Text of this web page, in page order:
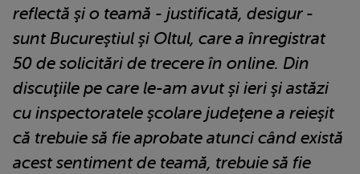
reflectă şi o teamă - justificată, desigur -
sunt Bucureştiul şi Oltul, care a înregistrat
50 de solicitări de trecere în online. Din
discuţiile pe care le-am avut şi ieri şi astăzi
cu inspectoratele şcolare judeţene a reieşit
că trebuie să fie aprobate atunci când există
acest sentiment de teamă, trebuie să fie